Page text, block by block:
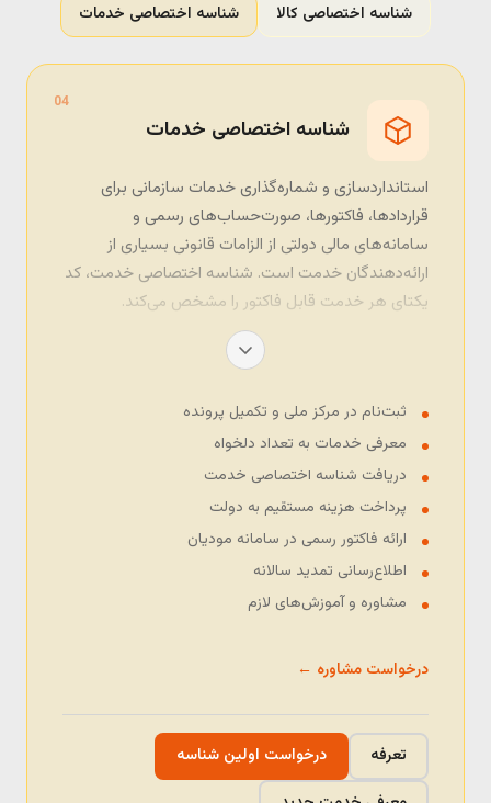
شناسه اختصاصی کالا
شناسه اختصاصی خدمات
04
شناسه اختصاصی خدمات
استانداردسازی و شماره‌گذاری خدمات سازمانی برای
قراردادها، فاکتورها، صورت‌حساب‌های رسمی و
سامانه‌های مالی دولتی از الزامات قانونی بسیاری از
ارائه‌دهندگان خدمت است. شناسه اختصاصی خدمت، کد
یکتای هر خدمت قابل فاکتور را مشخص می‌کند.
ثبت‌نام در مرکز ملی و تکمیل پرونده
معرفی خدمات به تعداد دلخواه
دریافت شناسه اختصاصی خدمت
پرداخت هزینه مستقیم به دولت
ارائه فاکتور رسمی در سامانه مودیان
اطلاع‌رسانی تمدید سالانه
مشاوره و آموزش‌های لازم
درخواست مشاوره ←
تعرفه
درخواست اولین شناسه